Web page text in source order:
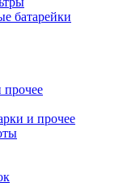
батарейки
прочее
и прочее